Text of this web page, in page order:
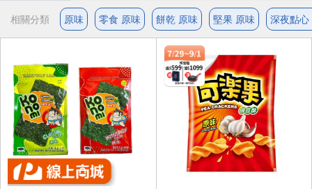
相關分類 原味 零食 原味 餅乾 原味 堅果 原味 深夜點心